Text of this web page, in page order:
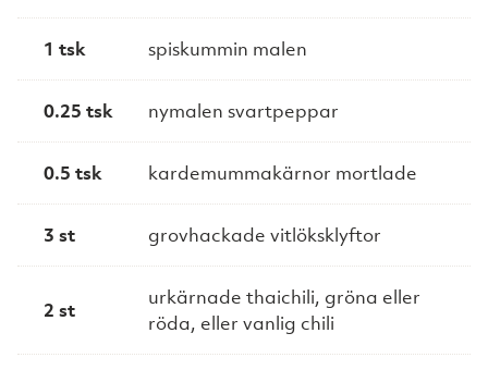
1 tsk spiskummin malen
0.25 tsk nymalen svartpeppar
0.5 tsk kardemummakärnor mortlade
3 st grovhackade vitlöksklyftor
2 st
urkärnade thaichili, gröna eller
röda, eller vanlig chili